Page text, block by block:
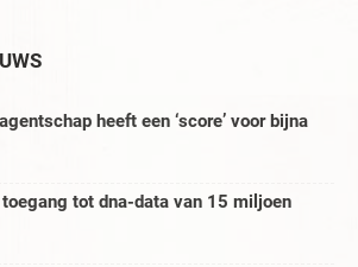
heeft een ‘score’ voor bijna
tot dna-data van 15 miljoen